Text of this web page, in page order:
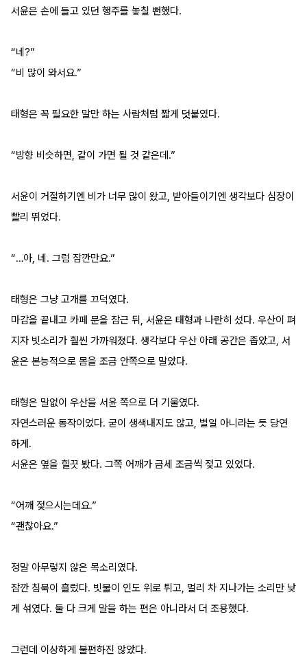
서윤은 손에 들고 있던 행주를 놓칠 뻔했다.
“네?”
“비 많이 와서요.”
태형은 꼭 필요한 말만 하는 사람처럼 짧게 덧붙였다.
“방향 비슷하면, 같이 가면 될 것 같은데.”
서윤이 거절하기엔 비가 너무 많이 왔고, 받아들이기엔 생각보다 심장이
빨리 뛰었다.
“…아, 네. 그럼 잠깐만요.”
태형은 그냥 고개를 끄덕였다.
마감을 끝내고 카페 문을 잠근 뒤, 서윤은 태형과 나란히 섰다. 우산이 펴
지자 빗소리가 훨씬 가까워졌다. 생각보다 우산 아래 공간은 좁았고, 서
윤은 본능적으로 몸을 조금 안쪽으로 말았다.
태형은 말없이 우산을 서윤 쪽으로 더 기울였다.
자연스러운 동작이었다. 굳이 생색내지도 않고, 별일 아니라는 듯 당연
하게.
서윤은 옆을 힐끗 봤다. 그쪽 어깨가 금세 조금씩 젖고 있었다.
“어깨 젖으시는데요.”
“괜찮아요.”
정말 아무렇지 않은 목소리였다.
잠깐 침묵이 흘렀다. 빗물이 인도 위로 튀고, 멀리 차 지나가는 소리만 낮
게 섞였다. 둘 다 크게 말을 하는 편은 아니라서 더 조용했다.
그런데 이상하게 불편하진 않았다.